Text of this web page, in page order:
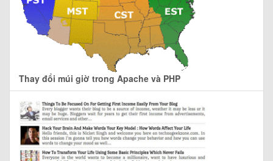
Thay đổi múi giờ trong Apache và PHP